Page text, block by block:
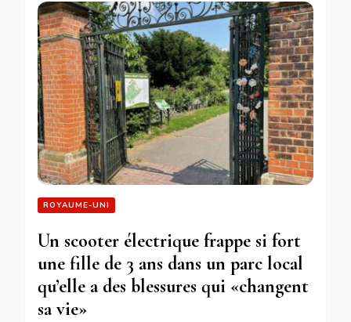
ROYAUME-UNI
Un scooter électrique frappe si fort
une fille de 3 ans dans un parc local
qu’elle a des blessures qui «changent
sa vie»